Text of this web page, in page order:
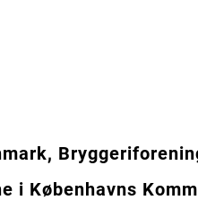
Københavns